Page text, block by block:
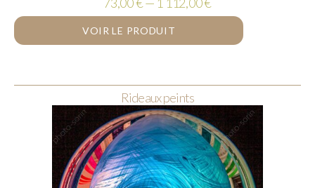
VOIR LE PRODUIT
Rideaux peints